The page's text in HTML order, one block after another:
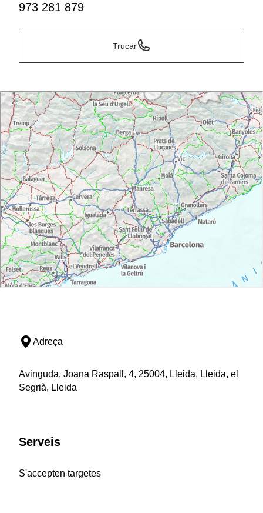
973 281 879
Trucar
Adreça
Avinguda, Joana Raspall, 4, 25004, Lleida, Lleida, el
Segrià, Lleida
Serveis
S'accepten targetes